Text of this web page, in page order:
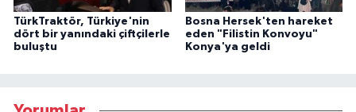
TürkTraktör, Türkiye'nin
dört bir yanındaki çiftçilerle
buluştu
Bosna Hersek'ten hareket
eden "Filistin Konvoyu"
Konya'ya geldi